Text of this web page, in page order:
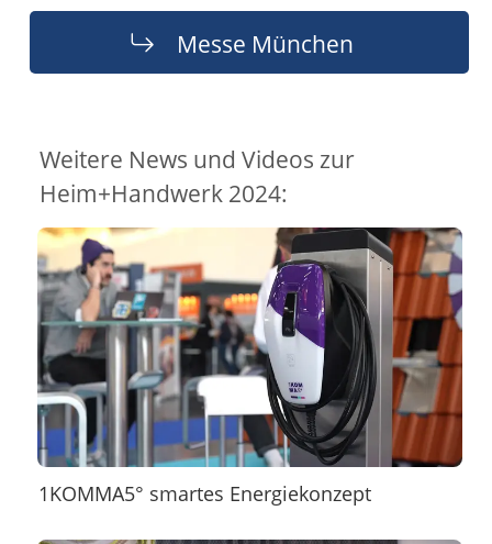
Messe München
Weitere News und Videos zur
Heim+Handwerk 2024:
1KOMMA5° smartes Energiekonzept